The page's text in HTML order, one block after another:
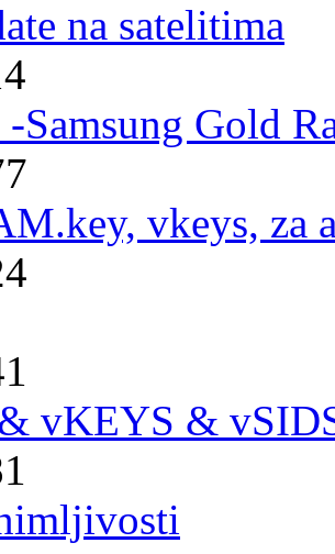
na satelitima
Samsung Gold
vkeys, za
vKEYS &